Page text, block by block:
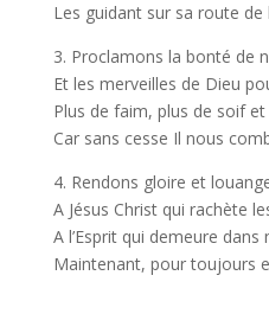
Les guidant sur sa route de
3. Proclamons la bonté de
Et les merveilles de Dieu
Plus de faim, plus de soif et
Car sans cesse Il nous
4. Rendons gloire et
A Jésus Christ qui rachète
A l’Esprit qui demeure
Maintenant, pour toujours